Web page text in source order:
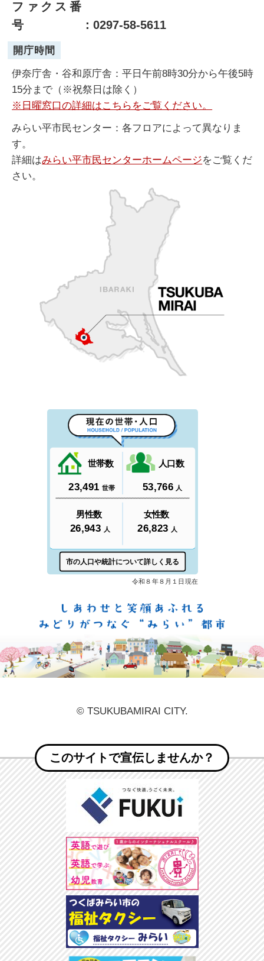
ファクス番
号
：0297-58-5611
開庁時間
伊奈庁舎・谷和原庁舎：平日午前8時30分から午後5時
15分まで（※祝祭日は除く）
※日曜窓口の詳細はこちらをご覧ください。
みらい平市民センター：各フロアによって異なりま
す。
詳細はみらい平市民センターホームページをご覧くだ
さい。
© TSUKUBAMIRAI CITY.
このサイトで宣伝しませんか？